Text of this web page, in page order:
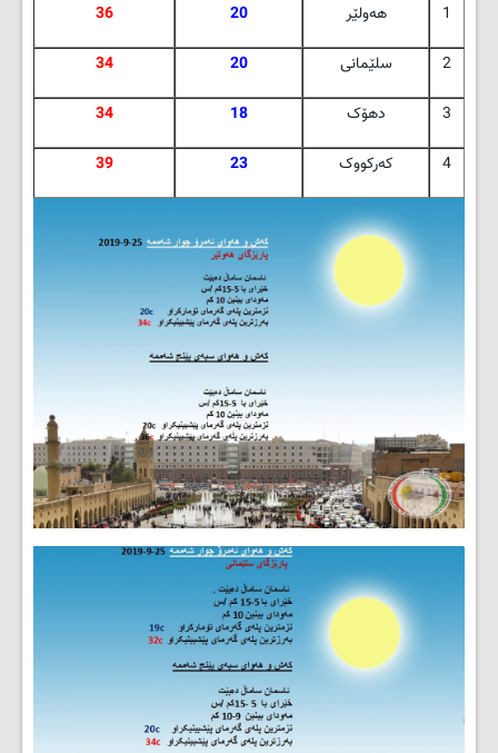
1
هه‌ولێر 20
36
2
سلێمانی 20
34
3
دهۆک 18
34
4
که‌رکووک 23
39